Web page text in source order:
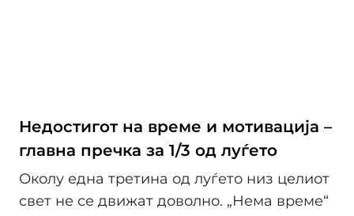
Недостигот на време и мотивација –
главна пречка за 1/3 од луѓето
Околу една третина од луѓето низ целиот
свет не се движат доволно. „Нема време“